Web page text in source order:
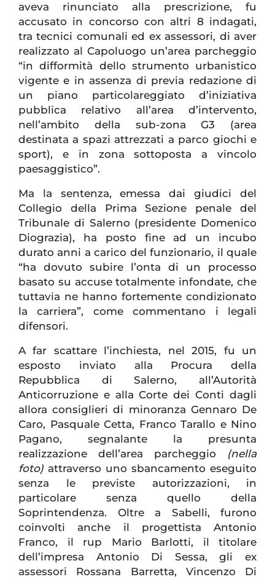
aveva rinunciato alla prescrizione, fu
accusato in concorso con altri 8 indagati,
tra tecnici comunali ed ex assessori, di aver
realizzato al Capoluogo un’area parcheggio
“in difformità dello strumento urbanistico
vigente e in assenza di previa redazione di
un piano particolareggiato d’iniziativa
pubblica relativo all’area d’intervento,
nell’ambito della sub-zona G3 (area
destinata a spazi attrezzati a parco giochi e
sport), e in zona sottoposta a vincolo
paesaggistico”.
Ma la sentenza, emessa dai giudici del
Collegio della Prima Sezione penale del
Tribunale di Salerno (presidente Domenico
Diograzia), ha posto fine ad un incubo
durato anni a carico del funzionario, il quale
“ha dovuto subire l’onta di un processo
basato su accuse totalmente infondate, che
tuttavia ne hanno fortemente condizionato
la carriera”, come commentano i legali
difensori.
A far scattare l’inchiesta, nel 2015, fu un
esposto inviato alla Procura della
Repubblica di Salerno, all’Autorità
Anticorruzione e alla Corte dei Conti dagli
allora consiglieri di minoranza Gennaro De
Caro, Pasquale Cetta, Franco Tarallo e Nino
Pagano, segnalante la presunta
realizzazione dell’area parcheggio (nella
foto) attraverso uno sbancamento eseguito
senza le previste autorizzazioni, in
particolare senza quello della
Soprintendenza. Oltre a Sabelli, furono
coinvolti anche il progettista Antonio
Franco, il rup Mario Barlotti, il titolare
dell’impresa Antonio Di Sessa, gli ex
assessori Rossana Barretta, Vincenzo Di